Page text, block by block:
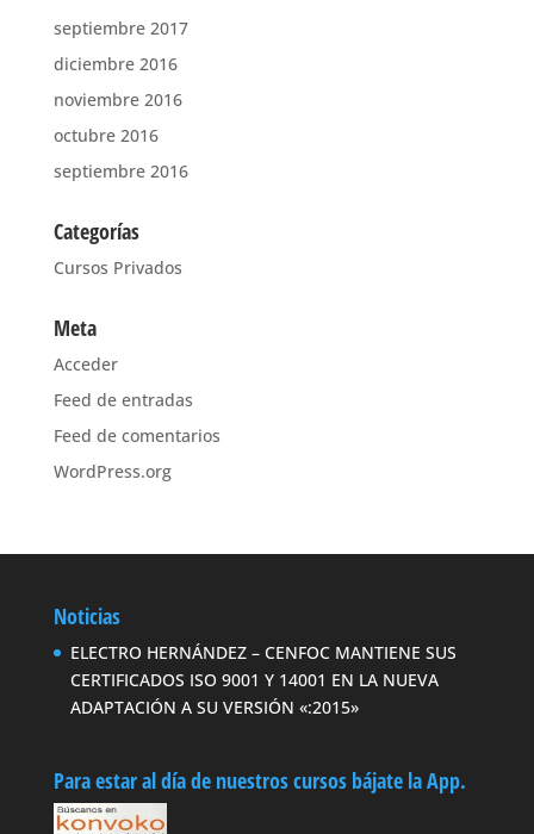
septiembre 2017
diciembre 2016
noviembre 2016
octubre 2016
septiembre 2016
Categorías
Cursos Privados
Meta
Acceder
Feed de entradas
Feed de comentarios
WordPress.org
Noticias
ELECTRO HERNÁNDEZ – CENFOC MANTIENE SUS
CERTIFICADOS ISO 9001 Y 14001 EN LA NUEVA
ADAPTACIÓN A SU VERSIÓN «:2015»
Para estar al día de nuestros cursos bájate la App.